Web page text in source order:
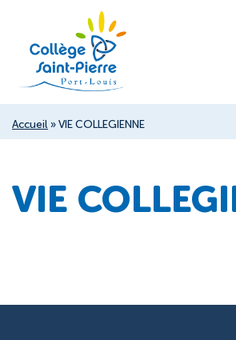
Accueil » VIE COLLEGIENNE
VIE